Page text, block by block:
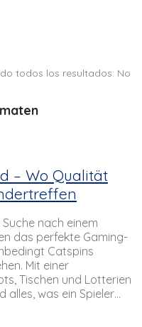
todos los resultados: No
– Wo Qualität
nach einem
das perfekte Gaming-
Catspins
Mit einer
Tischen und Lotterien
alles, was ein Spieler…